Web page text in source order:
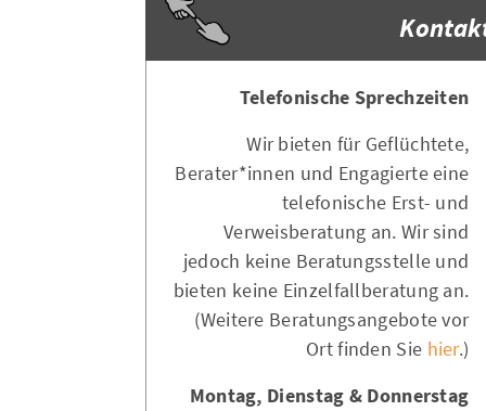
Telefonische Sprechzeiten
Wir bieten für Geflüchtete,
Berater*innen und Engagierte eine
telefonische Erst- und
Verweisberatung an. Wir sind
jedoch keine Beratungsstelle und
bieten keine Einzelfallberatung an.
(Weitere Beratungsangebote vor
Ort finden Sie hier.)
Montag, Dienstag & Donnerstag